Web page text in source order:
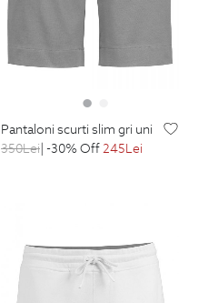
pantaloni scurti slim gri uni
350Lei| -30% Off245Lei